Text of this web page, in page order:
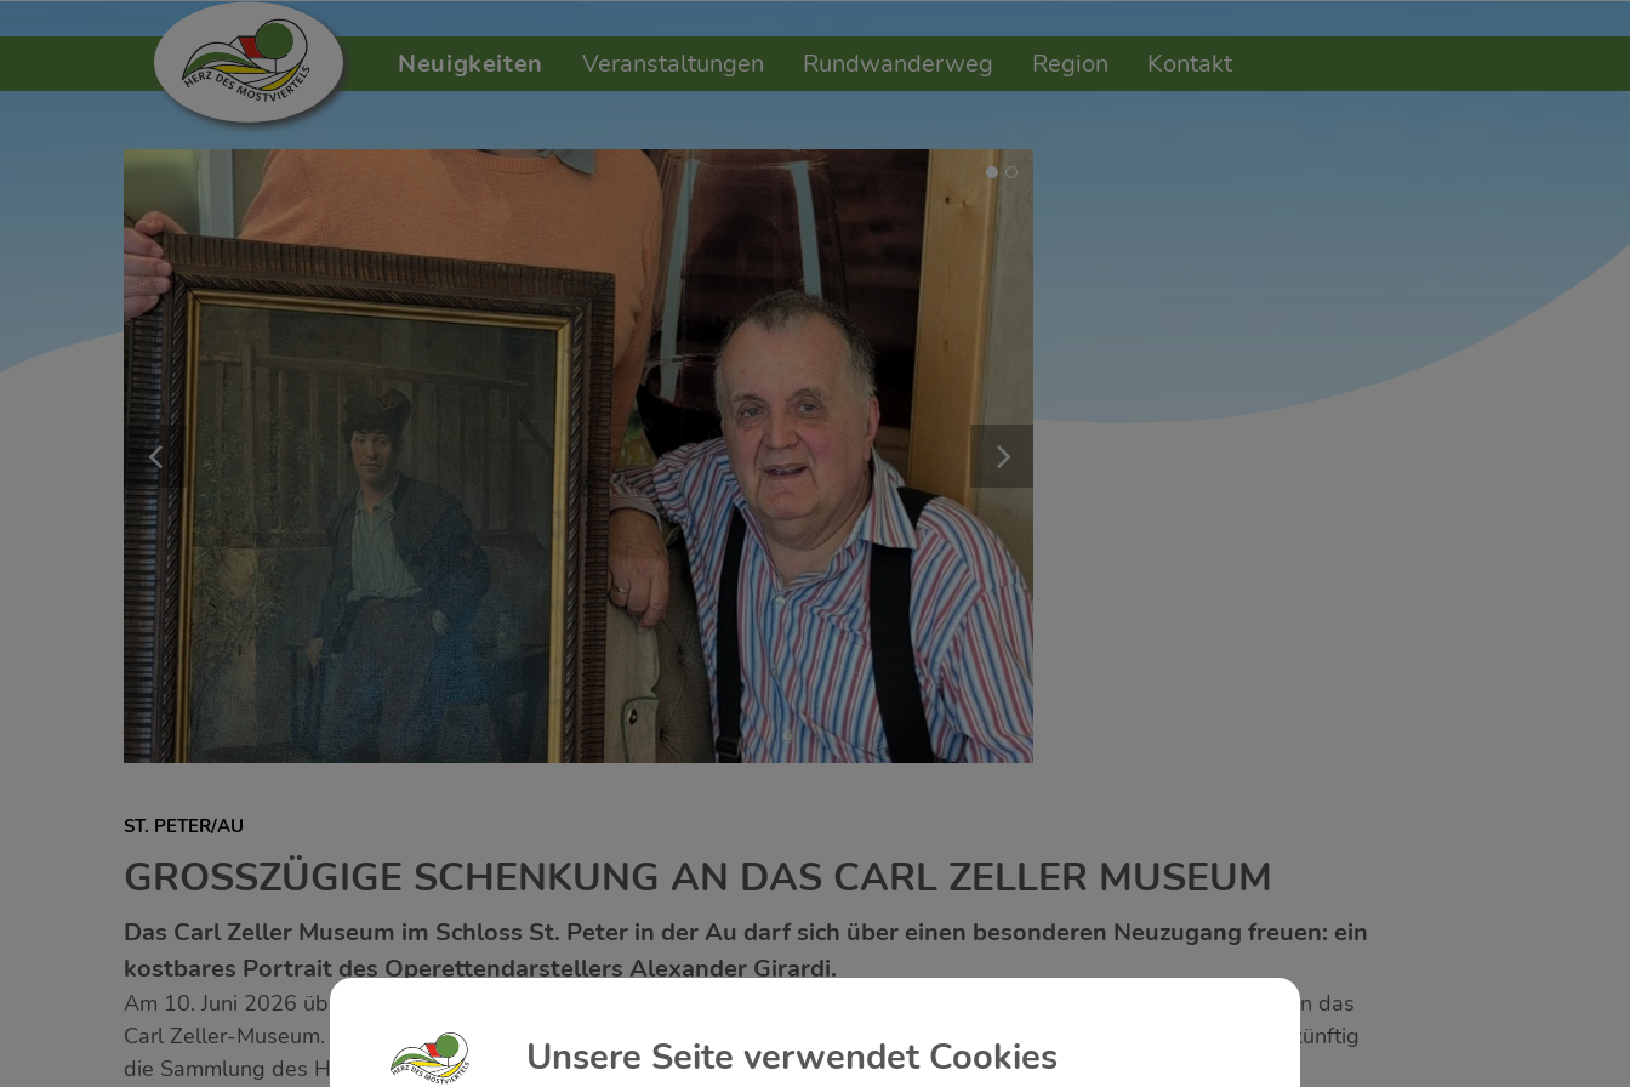
Neuigkeiten Veranstaltungen Rundwanderweg Region Kontakt
ST. PETER/AU
GROSSZÜGIGE SCHENKUNG AN DAS CARL ZELLER MUSEUM
Das Carl Zeller Museum im Schloss St. Peter in der Au darf sich über einen besonderen Neuzugang freuen: ein
kostbares Portrait des Operettendarstellers Alexander Girardi.
Am 10. Juni 2026 übergab Hofrat Dr. Alois Gehart in St. Pölten ein besonderes Kunstwerk aus seiner Privatsammlung an das
Carl Zeller-Museum. Das Ölbild wurde von Ing. Thomas Gnedt stellvertretend für das Museum übernommen und wird künftig
die Sammlung des Hauses bereichern.
Unsere Seite verwendet Cookies